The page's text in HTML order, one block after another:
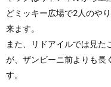
どミッキー広場で2人のや
来ます。
また、リドアイルでは見た
が、ザンビーニ前よりも長
す。